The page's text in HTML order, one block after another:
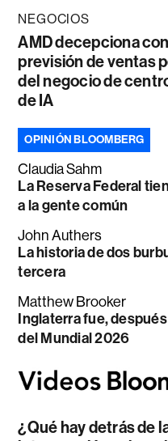
NEGOCIOS
AMD decepciona
previsión de ventas
del negocio de
de IA
OPINIÓN BLOOMBERG
Claudia Sahm
La Reserva Federal
a la gente común
John Authers
La historia de dos
tercera
Matthew Brooker
Inglaterra fue,
del Mundial 2026
¿Qué hay detrás de